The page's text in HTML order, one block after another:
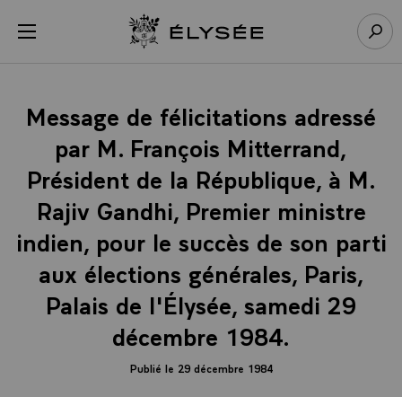
menu Retour à l’accueil Élysée
Message de félicitations adressé
par M. François Mitterrand,
Président de la République, à M.
Rajiv Gandhi, Premier ministre
indien, pour le succès de son parti
aux élections générales, Paris,
Palais de l'Élysée, samedi 29
décembre 1984.
Publié le 29 décembre 1984
Panneau de gestion des cookies